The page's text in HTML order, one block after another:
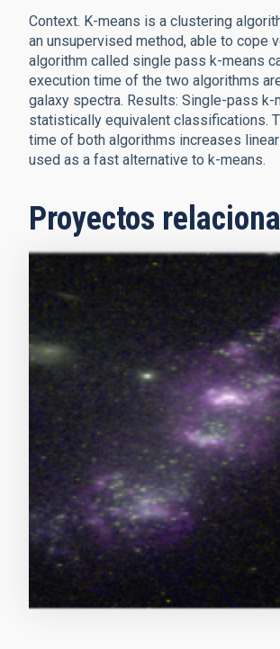
Context. K-means is a clustering
an unsupervised method, able to cope
algorithm called single pass k-means
execution time of the two algorithms
galaxy spectra. Results: Single-pass
statistically equivalent classifications.
time of both algorithms increases
used as a fast alternative to k-means.
Proyectos